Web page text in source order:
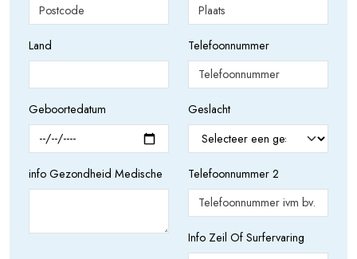
Land
Geboortedatum
info Gezondheid Medische
Telefoonnummer
Geslacht
Telefoonnummer 2
Info Zeil Of Surfervaring